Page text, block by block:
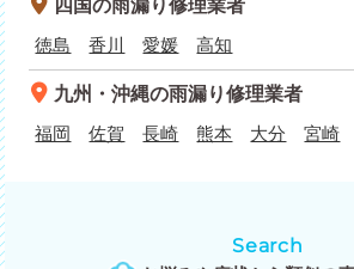
四国の雨漏り修理業者
徳島
香川 愛媛 高知
九州・沖縄の雨漏り修理業者
福岡
佐賀 長崎 熊本 大分 宮崎
Search